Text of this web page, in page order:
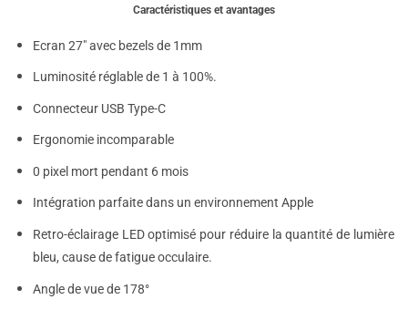
Caractéristiques et avantages
Ecran 27″ avec bezels de 1mm
Luminosité réglable de 1 à 100%.
Connecteur USB Type-C
Ergonomie incomparable
0 pixel mort pendant 6 mois
Intégration parfaite dans un environnement Apple
Retro-éclairage LEDoptimisé pour réduire la quantité de lumière
bleu, cause de fatigue occulaire.
Angle de vue de 178°